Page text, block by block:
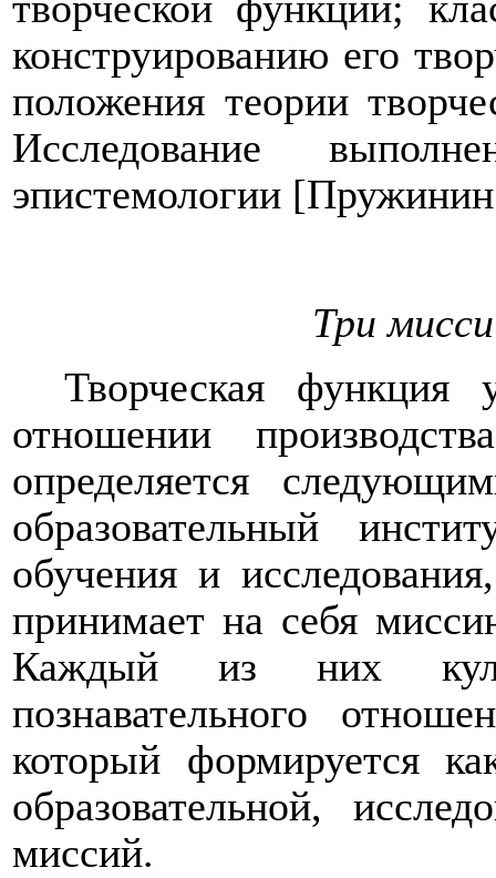
конструированию его
положения теории
Исследование
эпистемологии
Три
Творческая функция
отношении
определяется
образовательный
обучения и
принимает на себя
Каждый из них
познавательного
который формируется
образовательной,
миссий.